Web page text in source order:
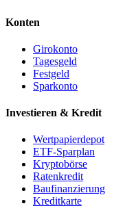
Konten
Girokonto
Tagesgeld
Festgeld
Sparkonto
Investieren & Kredit
Wertpapierdepot
ETF-Sparplan
Kryptobörse
Ratenkredit
Baufinanzierung
Kreditkarte